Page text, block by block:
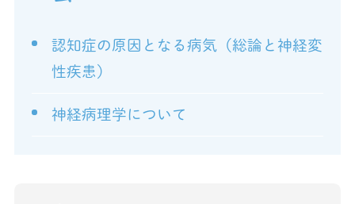
認知症の原因となる病気（総論と神経変
性疾患）
神経病理学について